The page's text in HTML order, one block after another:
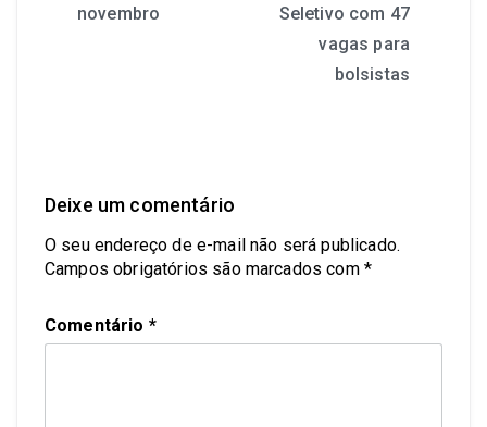
novembro
Seletivo com 47
vagas para
bolsistas
Deixe um comentário
O seu endereço de e-mail não será publicado.
Campos obrigatórios são marcados com *
Comentário *